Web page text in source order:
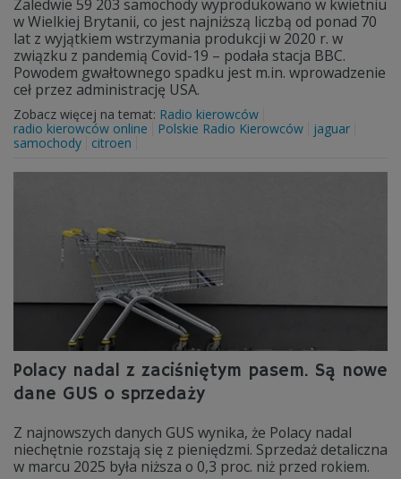
Zaledwie 59 203 samochody wyprodukowano w kwietniu
w Wielkiej Brytanii, co jest najniższą liczbą od ponad 70
lat z wyjątkiem wstrzymania produkcji w 2020 r. w
związku z pandemią Covid-19 – podała stacja BBC.
Powodem gwałtownego spadku jest m.in. wprowadzenie
ceł przez administrację USA.
Zobacz więcej na temat: Radio kierowców
radio kierowców online
Polskie Radio Kierowców
jaguar
samochody
citroen
Polacy nadal z zaciśniętym pasem. Są nowe
dane GUS o sprzedaży
Z najnowszych danych GUS wynika, że Polacy nadal
niechętnie rozstają się z pieniędzmi. Sprzedaż detaliczna
w marcu 2025 była niższa o 0,3 proc. niż przed rokiem.